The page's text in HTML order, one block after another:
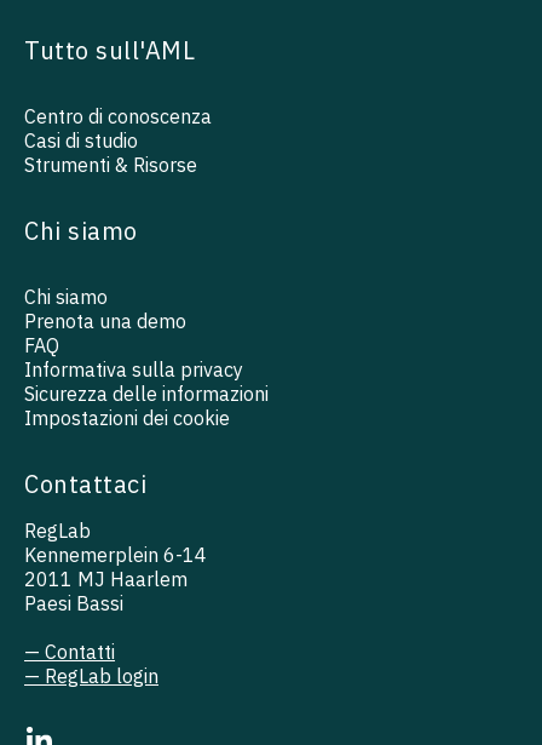
Tutto sull'AML
Centro di conoscenza
Casi di studio
Strumenti & Risorse
Chi siamo
Chi siamo
Prenota una demo
FAQ
Informativa sulla privacy
Sicurezza delle informazioni
Impostazioni dei cookie
Contattaci
RegLab
Kennemerplein 6-14
2011 MJ Haarlem
Paesi Bassi
— Contatti
— RegLab login